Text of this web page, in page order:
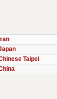
Iran
Taipei